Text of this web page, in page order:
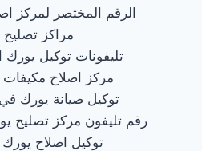
الرقم المختصر لمركز
مراكز
تليفونات توكيل يورك
مركز اصلاح مكيفات
توكيل صيانة يورك في
رقم تليفون مركز تصليح
توكيل اصلاح